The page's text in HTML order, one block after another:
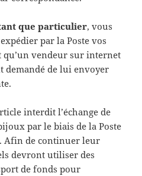
que particulier, vous
par la Poste vos
qu’un vendeur sur internet
demandé de lui envoyer
interdit l’échange de
par le biais de la Poste
Afin de continuer leur
devront utiliser des
de fonds pour